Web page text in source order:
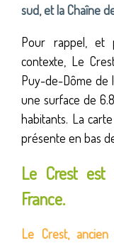
sud, et la Chaîne
Pour rappel, et
contexte, Le
Puy-de-Dôme de
une surface de
habitants. La
présente en bas
Le Crest
France.
Le Crest, ancien